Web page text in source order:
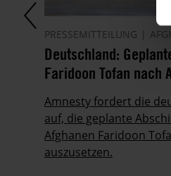
PRESSEMITTEILUNG
Deutschland:
Faridoon Tofan nach
Amnesty fordert die
auf, die geplante
Afghanen Faridoon
auszusetzen.